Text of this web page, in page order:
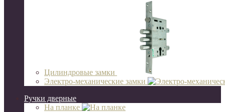
Цилиндровые замки
Электро-механические замки
Ручки дверные
На планке